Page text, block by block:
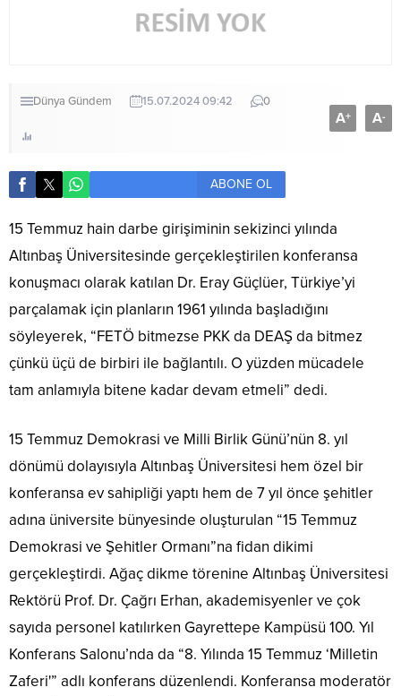
Dünya Gündem 15.07.2024 09:42 0
A+ A-
ABONE OL
15 Temmuz hain darbe girişiminin sekizinci yılında
Altınbaş Üniversitesinde gerçekleştirilen konferansa
konuşmacı olarak katılan Dr. Eray Güçlüer, Türkiye’yi
parçalamak için planların 1961 yılında başladığını
söyleyerek, “FETÖ bitmezse PKK da DEAŞ da bitmez
çünkü üçü de birbiri ile bağlantılı. O yüzden mücadele
tam anlamıyla bitene kadar devam etmeli” dedi.
15 Temmuz Demokrasi ve Milli Birlik Günü’nün 8. yıl
dönümü dolayısıyla Altınbaş Üniversitesi hem özel bir
konferansa ev sahipliği yaptı hem de 7 yıl önce şehitler
adına üniversite bünyesinde oluşturulan “15 Temmuz
Demokrasi ve Şehitler Ormanı”na fidan dikimi
gerçekleştirdi. Ağaç dikme törenine Altınbaş Üniversitesi
Rektörü Prof. Dr. Çağrı Erhan, akademisyenler ve çok
sayıda personel katılırken Gayrettepe Kampüsü 100. Yıl
Konferans Salonu’nda da “8. Yılında 15 Temmuz ‘Milletin
Zaferi'” adlı konferans düzenlendi. Konferansa moderatör